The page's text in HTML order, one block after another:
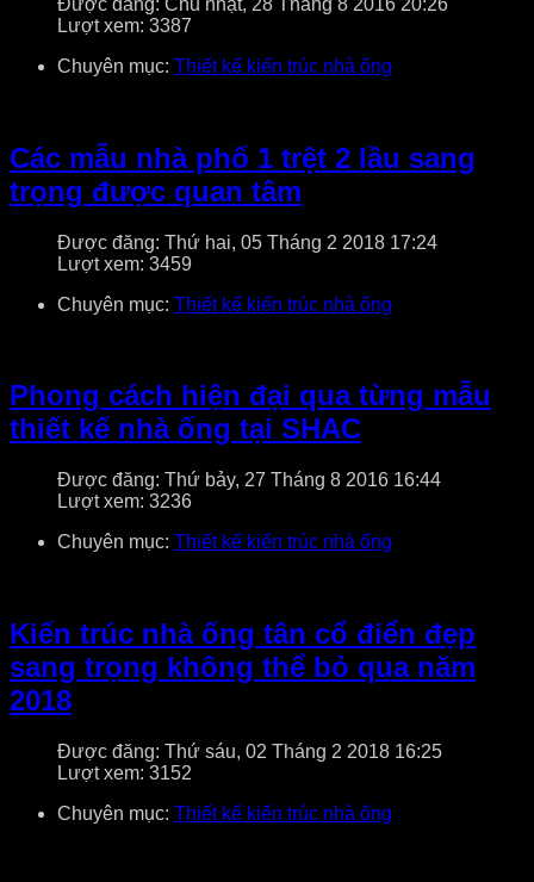
Lượt xem: 3387
Chuyên mục: Thiết kế kiến trúc nhà ống
Các mẫu nhà phố 1 trệt 2 lầu sang
trọng được quan tâm
Được đăng: Thứ hai, 05 Tháng 2 2018 17:24
Lượt xem: 3459
Chuyên mục: Thiết kế kiến trúc nhà ống
Phong cách hiện đại qua từng mẫu
thiết kế nhà ống tại SHAC
Được đăng: Thứ bảy, 27 Tháng 8 2016 16:44
Lượt xem: 3236
Chuyên mục: Thiết kế kiến trúc nhà ống
Kiến trúc nhà ống tân cổ điển đẹp
sang trọng không thể bỏ qua năm
2018
Được đăng: Thứ sáu, 02 Tháng 2 2018 16:25
Lượt xem: 3152
Chuyên mục: Thiết kế kiến trúc nhà ống